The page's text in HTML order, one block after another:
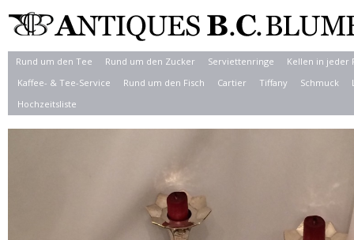
Rund um den Tee Rund um den Zucker Serviettenringe
Kellen in jeder
Kaffee- & Tee-Service
Rund um den Fisch Cartier Tiffany Schmuck
Hochzeitsliste